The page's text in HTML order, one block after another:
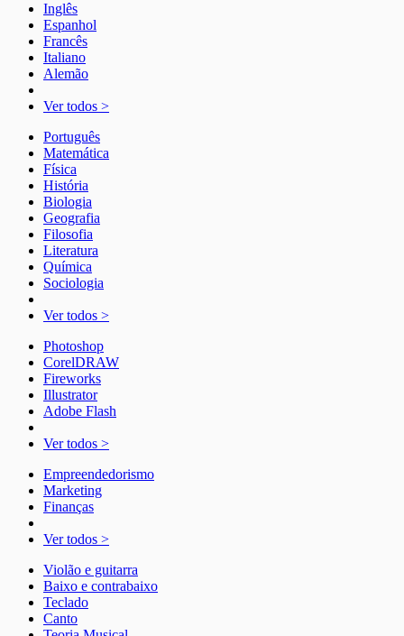
Inglês
Espanhol
Francês
Italiano
Alemão
Ver todos >
Português
Matemática
Física
História
Biologia
Geografia
Filosofia
Literatura
Química
Sociologia
Ver todos >
Photoshop
CorelDRAW
Fireworks
Illustrator
Adobe Flash
Ver todos >
Empreendedorismo
Marketing
Finanças
Ver todos >
Violão e guitarra
Baixo e contrabaixo
Teclado
Canto